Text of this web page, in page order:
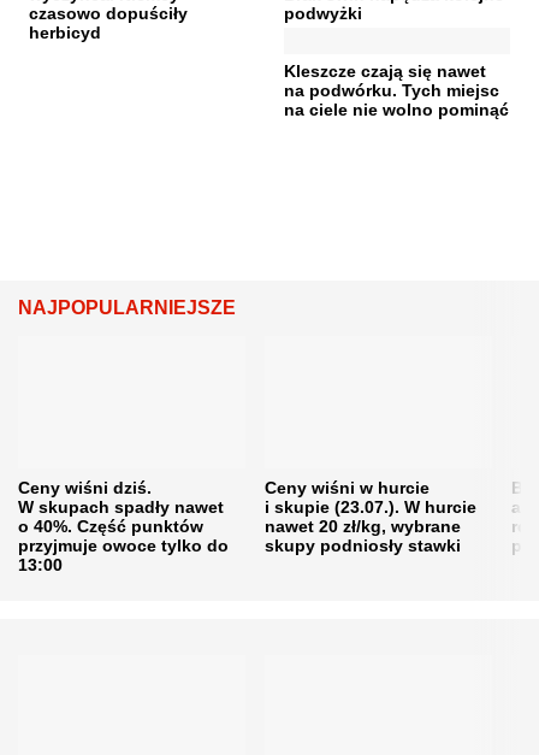
czasowo dopuściły
herbicyd
podwyżki
Kleszcze czają się nawet
na podwórku. Tych miejsc
na ciele nie wolno pominąć
NAJPOPULARNIEJSZE
Ceny wiśni dziś.
W skupach spadły nawet
o 40%. Część punktów
przyjmuje owoce tylko do
13:00
Ceny wiśni w hurcie
i skupie (23.07.). W hurcie
nawet 20 zł/kg, wybrane
skupy podniosły stawki